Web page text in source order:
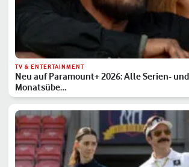
TV & ENTERTAINMENT
Neu auf Paramount+ 2026: Alle Serien-
Monatsübe…